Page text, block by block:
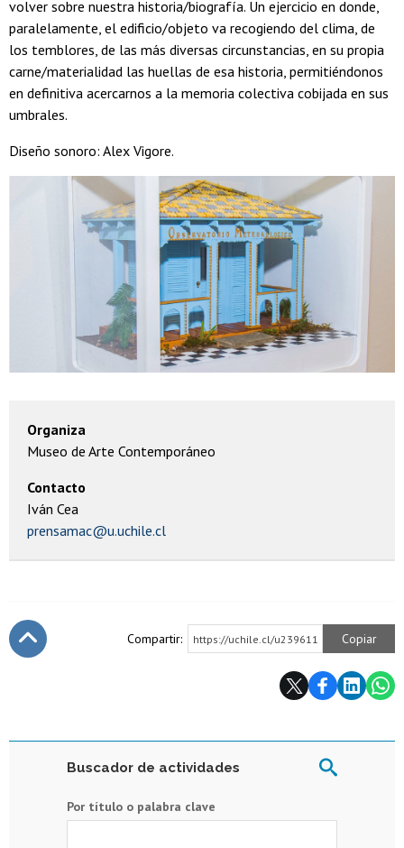
volver sobre nuestra historia/biografía. Un ejercicio en donde,
paralelamente, el edificio/objeto va recogiendo del clima, de
los temblores, de las más diversas circunstancias, en su propia
carne/materialidad las huellas de esa historia, permitiéndonos
en definitiva acercarnos a la memoria colectiva cobijada en sus
umbrales.
Diseño sonoro: Alex Vigore.
Organiza
Museo de Arte Contemporáneo
Contacto
Iván Cea
prensamac@u.uchile.cl
Compartir: https://uchile.cl/u239611 Copiar
Buscador de actividades
Por título o palabra clave